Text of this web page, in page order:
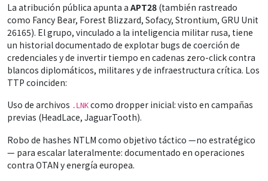
La atribución pública apunta a APT28 (también rastreado
como Fancy Bear, Forest Blizzard, Sofacy, Strontium, GRU Unit
26165). El grupo, vinculado a la inteligencia militar rusa, tiene
un historial documentado de explotar bugs de coerción de
credenciales y de invertir tiempo en cadenas zero-click contra
blancos diplomáticos, militares y de infraestructura crítica. Los
TTP coinciden:
Uso de archivos .LNK como dropper inicial: visto en campañas
previas (HeadLace, JaguarTooth).
Robo de hashes NTLM como objetivo táctico —no estratégico
— para escalar lateralmente: documentado en operaciones
contra OTAN y energía europea.